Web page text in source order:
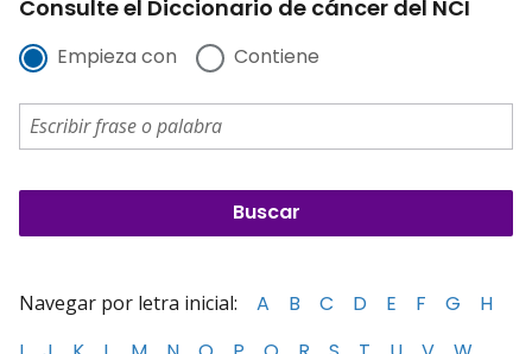
Consulte el Diccionario de cáncer del NCI
Empieza con Contiene
Navegar por letra inicial: A B C D E F G
H